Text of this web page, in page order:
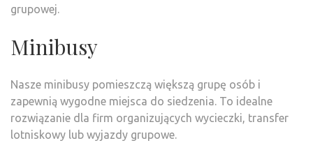
grupowej.
Minibusy
Nasze minibusy pomieszczą większą grupę osób i
zapewnią wygodne miejsca do siedzenia. To idealne
rozwiązanie dla firm organizujących wycieczki, transfer
lotniskowy lub wyjazdy grupowe.